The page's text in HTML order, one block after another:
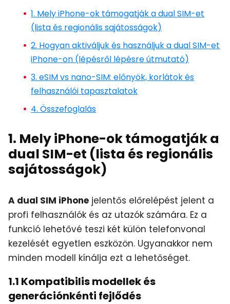
1. Mely iPhone-ok támogatják a dual SIM-et
(lista és regionális sajátosságok)
2. Hogyan aktiváljuk és használjuk a dual SIM-et
iPhone-on (lépésről lépésre útmutató)
3. eSIM vs nano-SIM: előnyök, korlátok és
felhasználói tapasztalatok
4. Összefoglalás
1. Mely iPhone-ok támogatják a
dual SIM-et (lista és regionális
sajátosságok)
A dual SIM iPhone jelentős előrelépést jelent a
profi felhasználók és az utazók számára. Ez a
funkció lehetővé teszi két külön telefonvonal
kezelését egyetlen eszközön. Ugyanakkor nem
minden modell kínálja ezt a lehetőséget.
1.1 Kompatibilis modellek és
generációnkénti fejlődés